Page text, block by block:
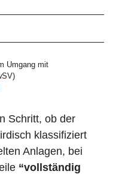
Umgang mit
Schritt, ob der
klassifiziert
Anlagen, bei
“vollständig